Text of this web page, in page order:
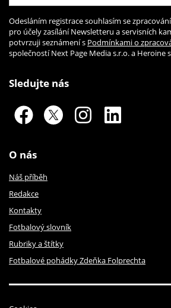
Odesláním registrace souhlasím se
pro účely zasílání Newsletteru a servisních
potvrzuji seznámení s Podmínkami o
společností Next Page Media s.r.o. a Heroine
Sledujte nás
O nás
Náš příběh
Redakce
Kontakty
Fotbalový slovník
Rubriky a štítky
Fotbalové pohádky Zdeňka Folprechta